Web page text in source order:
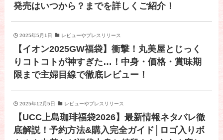
発売はいつから？までを詳しくご紹介！
2025年5月1日 レビューやプレスリリース
【イオン2025GW福袋】衝撃！丸美屋とじっく
りコトコトが神すぎた…！中身・価格・賞味期
限まで主婦目線で徹底レビュー！
2025年12月5日 レビューやプレスリリース
【UCC上島珈琲福袋2026】最新情報ネタバレ徹
底解説！予約方法&購入完全ガイド│ロゴ入りボ